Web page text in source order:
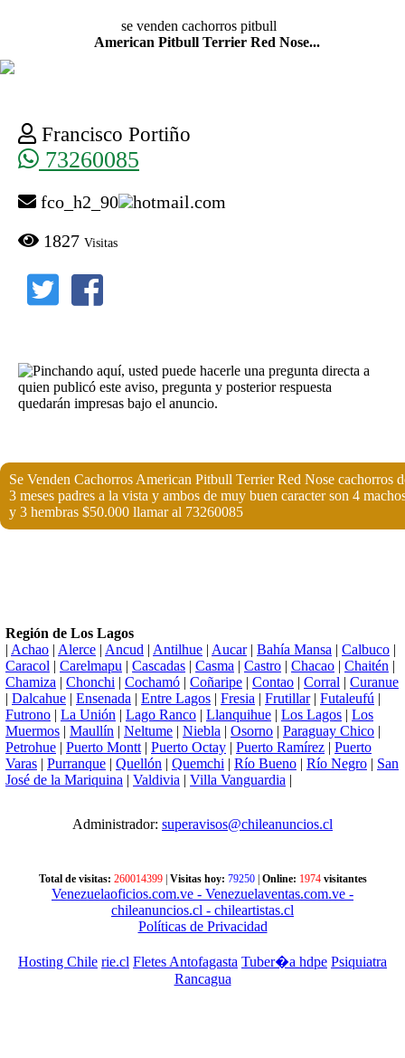
se venden cachorros pitbull
American Pitbull Terrier Red Nose...
Francisco Portiño
73260085
fco_h2_90
hotmail.com
1827 Visitas
Se Venden Cachorros American Pitbull Terrier Red Nose cachorros
3 meses padres a la vista y ambos de muy buen caracter son 4
y 3 hembras $50.000 llamar al 73260085
Región de Los Lagos
| Achao | Alerce | Ancud | Antilhue | Aucar| Bahía Mansa | Calbuco |
Caracol | Carelmapu | Cascadas | Casma | Castro | Chacao | Chaitén |
Chamiza | Chonchi | Cochamó | Coñaripe | Contao | Corral | Curanue
| Dalcahue | Ensenada | Entre Lagos | Fresia | Frutillar| Futaleufú |
Futrono | La Unión | Lago Ranco | Llanquihue | Los Lagos | Los
Muermos | Maullín | Neltume | Niebla | Osorno | Paraguay Chico |
Petrohue | Puerto Montt | Puerto Octay | Puerto Ramírez | Puerto
Varas | Purranque | Quellón | Quemchi | Río Bueno | Río Negro | San
José de la Mariquina | Valdivia | Villa Vanguardia |
Administrador: superavisos@chileanuncios.cl
Total de visitas: 260014399| Visitas hoy: 79250| Online: 1974 visitantes
Venezuelaoficios.com.ve - Venezuelaventas.com.ve -
chileanuncios.cl - chileartistas.cl
Políticas de Privacidad
Hosting Chile rie.cl Fletes Antofagasta Tuber�a hdpe Psiquiatra
Rancagua